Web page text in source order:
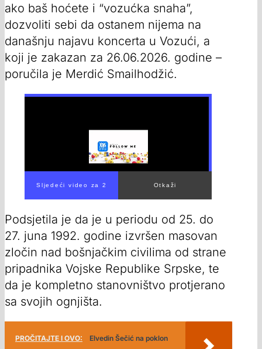
ako baš hoćete i “vozućka snaha”,
dozvoliti sebi da ostanem nijema na
današnju najavu koncerta u Vozući, a
koji je zakazan za 26.06.2026. godine –
poručila je Merdić Smailhodžić.
Sljedeći video za 1 Otkaži
Podsjetila je da je u periodu od 25. do
27. juna 1992. godine izvršen masovan
zločin nad bošnjačkim civilima od strane
pripadnika Vojske Republike Srpske, te
da je kompletno stanovništvo protjerano
sa svojih ognjišta.
PROČITAJTE I OVO:
Elvedin Šečić na poklon